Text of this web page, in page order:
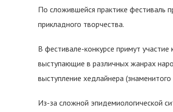
По сложившейся практике фестиваль
прикладного творчества.
В фестивале-конкурсе примут
выступающие в различных жанрах
выступление хедлайнера
Из-за сложной эпидемиологической